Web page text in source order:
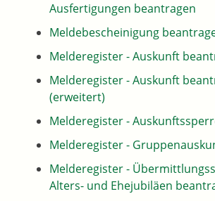
Ausfertigungen beantragen
Meldebescheinigung
Melderegister - Auskunft
Melderegister - Auskunft
(erweitert)
Melderegister -
Melderegister -
Melderegister -
Alters- und Ehejubiläen